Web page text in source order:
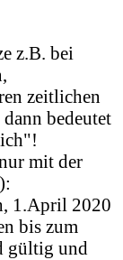
z.B. bei
zeitlichen
bedeutet
mit der
1.April 2020
bis zum
gültig und